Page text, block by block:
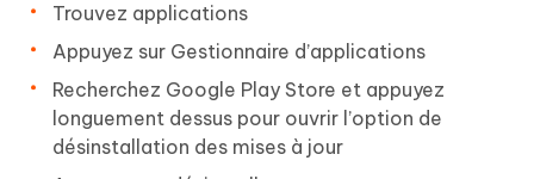
Trouvez applications
Appuyez sur Gestionnaire d’applications
Recherchez Google Play Store et appuyez
longuement dessus pour ouvrir l’option de
désinstallation des mises à jour